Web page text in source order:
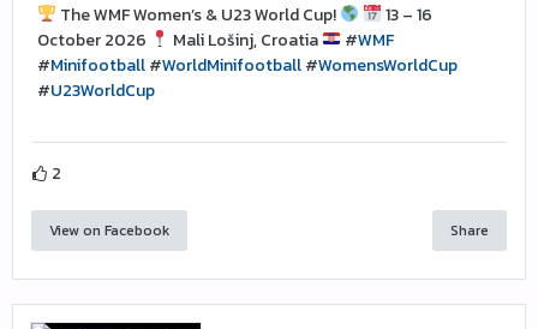
The WMF Women’s & U23 World Cup!
13 – 16
October 2026
Mali Lošinj, Croatia #WMF
#Minifootball#WorldMinifootball#WomensWorldCup
#U23WorldCup
2
View on Facebook Share